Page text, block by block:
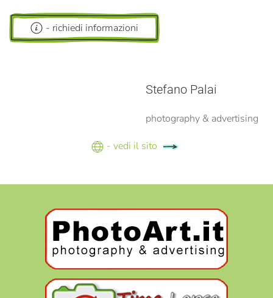
- richiedi informazioni
Stefano Palai
photography & advertising
- vedi il sito